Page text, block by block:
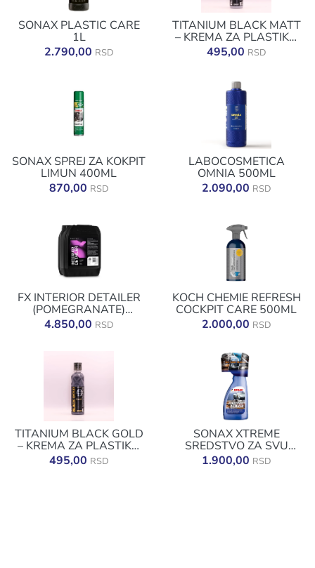
SONAX PLASTIC CARE
1L
2.790,00 RSD
TITANIUM BLACK MATT
– KREMA ZA PLASTIKU
250ML
495,00 RSD
SONAX SPREJ ZA KOKPIT
LIMUN 400ML
870,00 RSD
LABOCOSMETICA
OMNIA 500ML
2.090,00 RSD
FX INTERIOR DETAILER
(POMEGRANATE)
5000ML
4.850,00 RSD
KOCH CHEMIE REFRESH
COCKPIT CARE 500ML
2.000,00 RSD
TITANIUM BLACK GOLD
– KREMA ZA PLASTIKU
250ML
495,00 RSD
SONAX XTREME
SREDSTVO ZA SVU
PLASTIKU 500ML
1.900,00 RSD